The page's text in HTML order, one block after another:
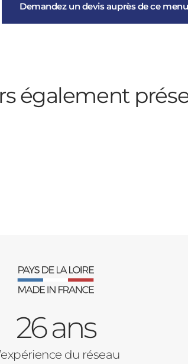
Demandez un devis auprès de ce
également
26 ans
du réseau